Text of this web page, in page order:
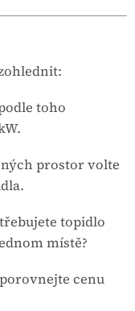
toho
prostor volte
topidlo
místě?
cenu